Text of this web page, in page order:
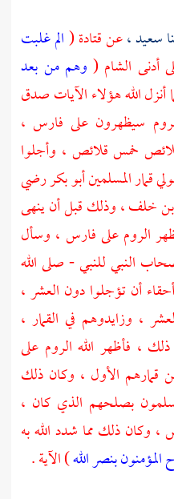
سعيد ،عنقتادة(الم غلبت
أدنى الشام ( وهم من بعد
أنزل الله هؤلاء الآيات صدق
سيظهرون على فارس ،
خمس قلائص ، وأجلوا
قمار المسلمينأبو بكررضي
خلف ،وذلك قبل أن ينهى
الرومعلىفارس ، وسأل
النبي للنبي - صلى الله
أن تؤجلوا دون العشر ،
، وزايدوهم في القمار ،
، فأظهر الله الروم على
الأول ، وكان ذلك
بصلحهم الذي كان ،
، وكان ذلك مما شدد الله به
المؤمنون بنصر الله) الآية .